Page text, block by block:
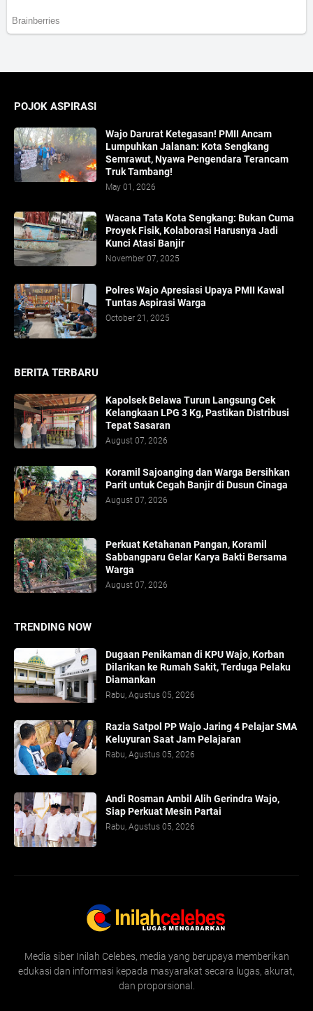
POJOK ASPIRASI
Wajo Darurat Ketegasan! PMII Ancam
Lumpuhkan Jalanan: Kota Sengkang
Semrawut, Nyawa Pengendara Terancam
Truk Tambang!
May 01, 2026
​Wacana Tata Kota Sengkang: Bukan Cuma
Proyek Fisik, Kolaborasi Harusnya Jadi
Kunci Atasi Banjir
November 07, 2025
Polres Wajo Apresiasi Upaya PMII Kawal
Tuntas Aspirasi Warga
October 21, 2025
BERITA TERBARU
Kapolsek Belawa Turun Langsung Cek
Kelangkaan LPG 3 Kg, Pastikan Distribusi
Tepat Sasaran
August 07, 2026
Koramil Sajoanging dan Warga Bersihkan
Parit untuk Cegah Banjir di Dusun Cinaga
August 07, 2026
Perkuat Ketahanan Pangan, Koramil
Sabbangparu Gelar Karya Bakti Bersama
Warga
August 07, 2026
TRENDING NOW
Dugaan Penikaman di KPU Wajo, Korban
Dilarikan ke Rumah Sakit, Terduga Pelaku
Diamankan
Rabu, Agustus 05, 2026
Razia Satpol PP Wajo Jaring 4 Pelajar SMA
Keluyuran Saat Jam Pelajaran
Rabu, Agustus 05, 2026
Andi Rosman Ambil Alih Gerindra Wajo,
Siap Perkuat Mesin Partai
Rabu, Agustus 05, 2026
Media siber Inilah Celebes, media yang berupaya memberikan
edukasi dan informasi kepada masyarakat secara lugas, akurat,
dan proporsional.